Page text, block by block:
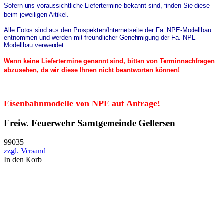
Sofern uns voraussichtliche Liefertermine bekannt sind, finden Sie diese
beim jeweiligen Artikel.
Alle Fotos sind aus den Prospekten/Internetseite der Fa. NPE-Modellbau
entnommen und werden mit freundlicher Genehmigung der Fa. NPE-
Modellbau verwendet.
Wenn keine Liefertermine genannt sind, bitten von Terminnachfragen
abzusehen, da wir diese Ihnen nicht beantworten können!
Eisenbahnmodelle von NPE auf Anfrage!
Freiw. Feuerwehr Samtgemeinde Gellersen
99035
zzgl. Versand
In den Korb